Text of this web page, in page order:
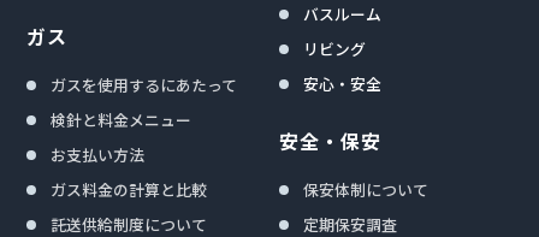
ガス
ガスを使用するにあたって
検針と料金メニュー
お支払い方法
ガス料金の計算と比較
託送供給制度について
バスルーム
リビング
安心・安全
安全・保安
保安体制について
定期保安調査